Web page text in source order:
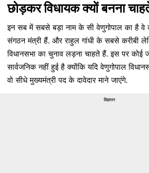
छोड़कर विधायक क्यों बनना
इन सब में सबसे बड़ा नाम के सी वेणुगोपाल का है वे
संगठन मंत्री हैं. और राहुल गांधी के सबसे करीबी
विधानसभा का चुनाव लड़ना चाहते हैं. इस पर कोई
सार्वजनिक नहीं हुई है क्योंकि यदि वेणुगोपाल
वो सीधे मुख्यमंत्री पद के दावेदार माने जाएंगे.
विज्ञापन